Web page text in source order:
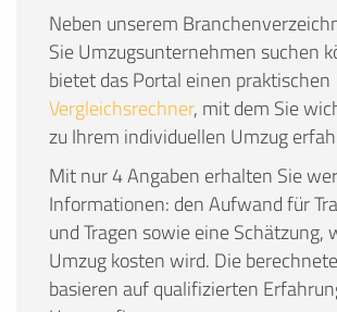
Neben unserem
Sie Umzugsunternehmen suchen
bietet das Portal einen praktischen
Vergleichsrechner, mit dem Sie
zu Ihrem individuellen Umzug
Mit nur 4 Angaben erhalten Sie
Informationen: den Aufwand für
und Tragen sowie eine Schätzung,
Umzug kosten wird. Die
basieren auf qualifizierten